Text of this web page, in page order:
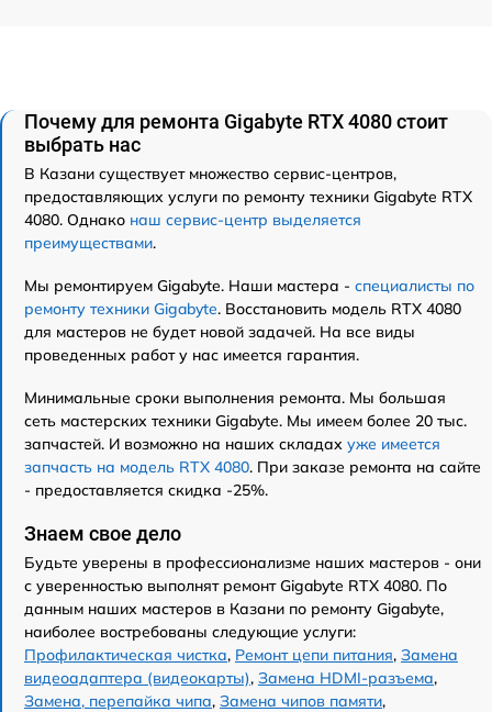
Почему для ремонта Gigabyte RTX 4080 стоит
выбрать нас
В Казани существует множество сервис-центров,
предоставляющих услуги по ремонту техники Gigabyte RTX
4080. Однако наш сервис-центр выделяется
преимуществами.
Мы ремонтируем Gigabyte. Наши мастера - специалисты по
ремонту техники Gigabyte. Восстановить модель RTX 4080
для мастеров не будет новой задачей. На все виды
проведенных работ у нас имеется гарантия.
Минимальные сроки выполнения ремонта. Мы большая
сеть мастерских техники Gigabyte. Мы имеем более 20 тыс.
запчастей. И возможно на наших складах уже имеется
запчасть на модель RTX 4080. При заказе ремонта на сайте
- предоставляется скидка -25%.
Знаем свое дело
Будьте уверены в профессионализме наших мастеров - они
с уверенностью выполнят ремонт Gigabyte RTX 4080. По
данным наших мастеров в Казани по ремонту Gigabyte,
наиболее востребованы следующие услуги:
Профилактическая чистка, Ремонт цепи питания, Замена
видеоадаптера (видеокарты), Замена HDMI-разъема,
Замена, перепайка чипа, Замена чипов памяти,